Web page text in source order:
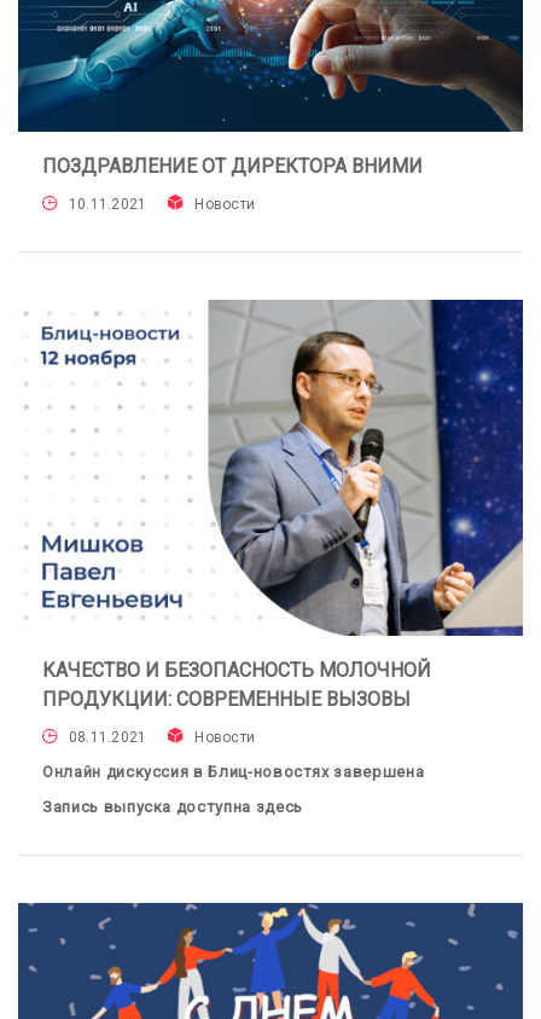
ПОЗДРАВЛЕНИЕ ОТ ДИРЕКТОРА ВНИМИ
10.11.2021 Новости
КАЧЕСТВО И БЕЗОПАСНОСТЬ МОЛОЧНОЙ
ПРОДУКЦИИ: СОВРЕМЕННЫЕ ВЫЗОВЫ
08.11.2021 Новости
Онлайн дискуссия в Блиц-новостях завершена
Запись выпуска доступна здесь